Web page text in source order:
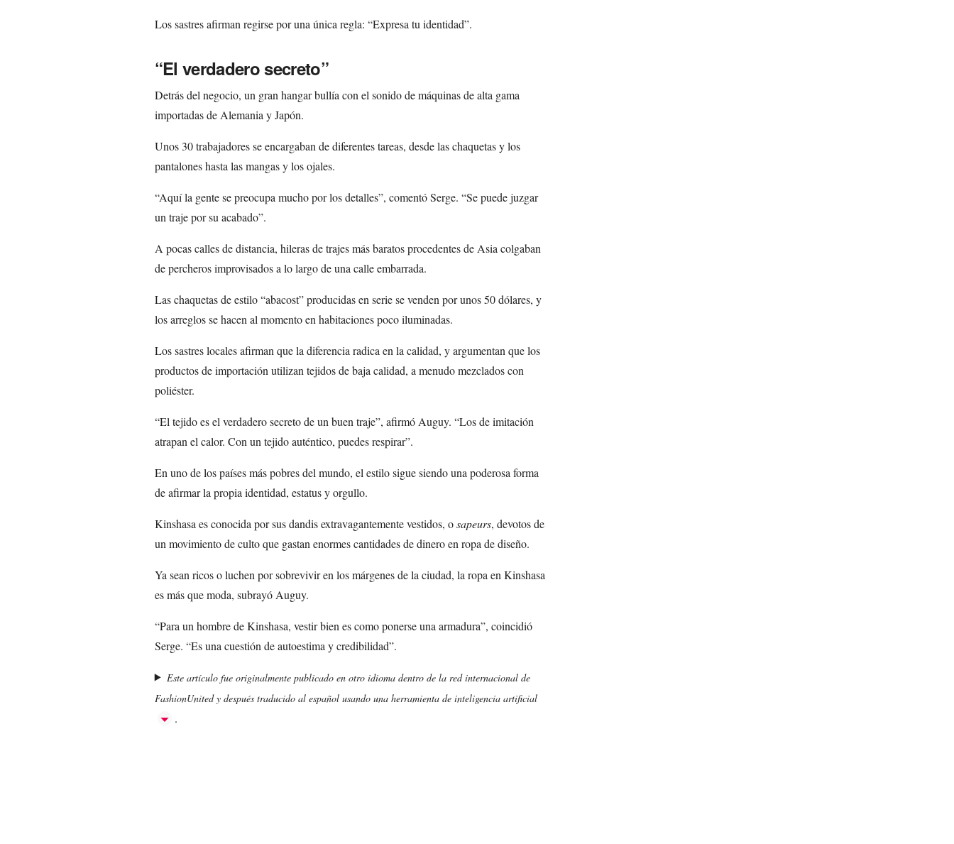
Los sastres afirman regirse por una única regla: “Expresa tu identidad”.
“El verdadero secreto”
Detrás del negocio, un gran hangar bullía con el sonido de máquinas de alta gama
importadas de Alemania y Japón.
Unos 30 trabajadores se encargaban de diferentes tareas, desde las chaquetas y los
pantalones hasta las mangas y los ojales.
“Aquí la gente se preocupa mucho por los detalles”, comentó Serge. “Se puede juzgar
un traje por su acabado”.
A pocas calles de distancia, hileras de trajes más baratos procedentes de Asia colgaban
de percheros improvisados a lo largo de una calle embarrada.
Las chaquetas de estilo “abacost” producidas en serie se venden por unos 50 dólares, y
los arreglos se hacen al momento en habitaciones poco iluminadas.
Los sastres locales afirman que la diferencia radica en la calidad, y argumentan que los
productos de importación utilizan tejidos de baja calidad, a menudo mezclados con
poliéster.
“El tejido es el verdadero secreto de un buen traje”, afirmó Auguy. “Los de imitación
atrapan el calor. Con un tejido auténtico, puedes respirar”.
En uno de los países más pobres del mundo, el estilo sigue siendo una poderosa forma
de afirmar la propia identidad, estatus y orgullo.
Kinshasa es conocida por sus dandis extravagantemente vestidos, osapeurs, devotos de
un movimiento de culto que gastan enormes cantidades de dinero en ropa de diseño.
Ya sean ricos o luchen por sobrevivir en los márgenes de la ciudad, la ropa en Kinshasa
es más que moda, subrayó Auguy.
“Para un hombre de Kinshasa, vestir bien es como ponerse una armadura”, coincidió
Serge. “Es una cuestión de autoestima y credibilidad”.
Este artículo fue originalmente publicado en otro idioma dentro de la red internacional de
FashionUnited y después traducido al español usando una herramienta de inteligencia artificial
.